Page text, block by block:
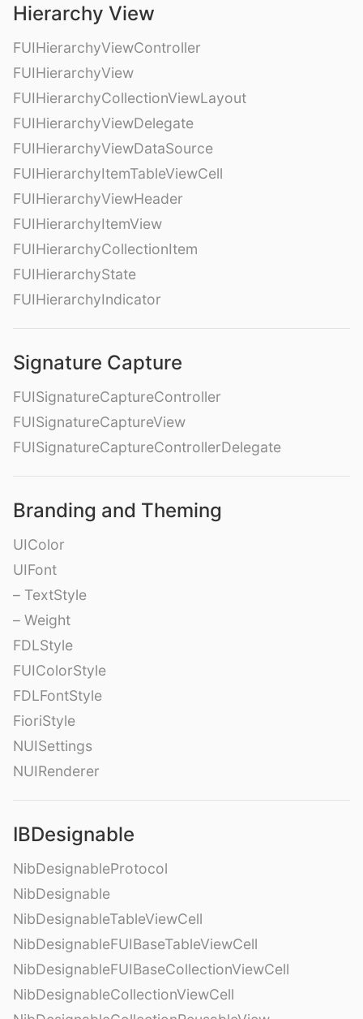
Hierarchy View
FUIHierarchyViewController
FUIHierarchyView
FUIHierarchyCollectionViewLayout
FUIHierarchyViewDelegate
FUIHierarchyViewDataSource
FUIHierarchyItemTableViewCell
FUIHierarchyViewHeader
FUIHierarchyItemView
FUIHierarchyCollectionItem
FUIHierarchyState
FUIHierarchyIndicator
Signature Capture
FUISignatureCaptureController
FUISignatureCaptureView
FUISignatureCaptureControllerDelegate
Branding and Theming
UIColor
UIFont
– TextStyle
– Weight
FDLStyle
FUIColorStyle
FDLFontStyle
FioriStyle
NUISettings
NUIRenderer
IBDesignable
NibDesignableProtocol
NibDesignable
NibDesignableTableViewCell
NibDesignableFUIBaseTableViewCell
NibDesignableFUIBaseCollectionViewCell
NibDesignableCollectionViewCell